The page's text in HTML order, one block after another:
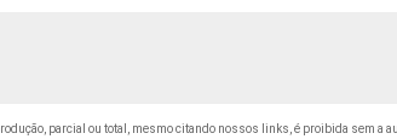
parcial ou total, mesmo citando nossos links, é proibida sem a